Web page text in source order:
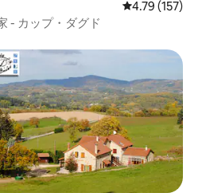
Costa
もできます。
la gare、
pour
Banyoles
レビュー157
4.79 (157)
- カップ・ダグド